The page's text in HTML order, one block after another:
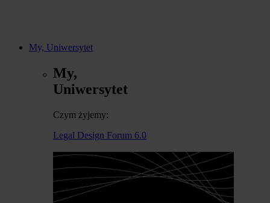
My, Uniwersytet
My,
Uniwersytet
Czym żyjemy:
Legal Design Forum 6.0